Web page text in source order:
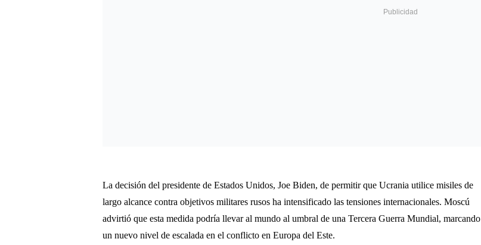
La decisión del presidente de Estados Unidos, Joe Biden, de permitir que Ucrania utilice misiles de
largo alcance contra objetivos militares rusos ha intensificado las tensiones internacionales. Moscú
advirtió que esta medida podría llevar al mundo al umbral de una Tercera Guerra Mundial, marcando
un nuevo nivel de escalada en el conflicto en Europa del Este.